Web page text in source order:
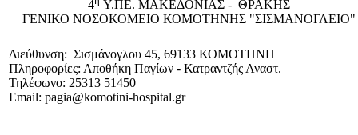
4
Υ.ΠΕ. ΜΑΚΕΔΟΝΙΑΣ - ΘΡΑΚΗΣ
ΓΕΝΙΚΟ NΟΣΟΚΟΜΕΙΟ ΚΟΜΟΤΗΝΗΣ "ΣΙΣΜΑΝΟΓΛΕΙΟ"
Διεύθυνση: Σισμάνογλου 45, 69133 ΚΟΜΟΤΗΝΗ
Πληροφορίες: Αποθήκη Παγίων - Κατραντζής Αναστ.
Τηλέφωνο: 25313 51450
Email: pagia@komotini-hospital.gr